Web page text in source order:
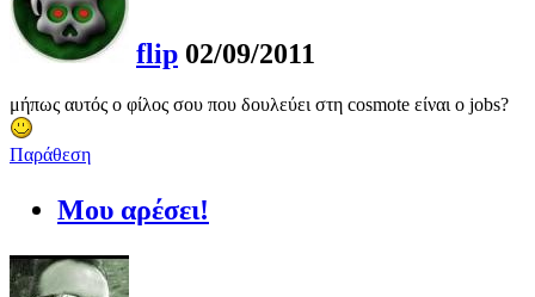
flip 02/09/2011
μήπως αυτός ο φίλος σου που δουλεύει στη cosmote είναι ο jobs?
Παράθεση
Μου αρέσει!